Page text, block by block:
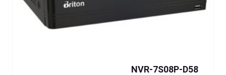
NVR-7S08P-D58